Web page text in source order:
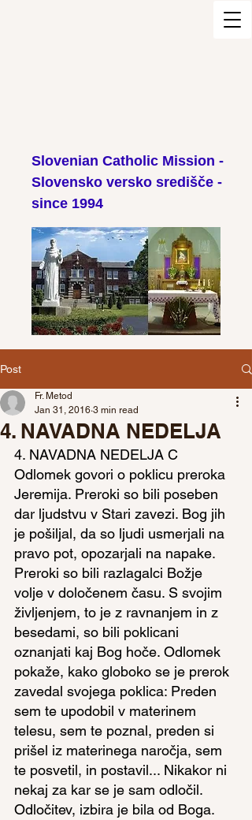
Slovenian Catholic Mission -
Slovensko versko središče -
since 1994
Post
4. NAVADNA NEDELJA
Fr. Metod
Jan 31, 2016 3 min read
4. NAVADNA NEDELJA C
Odlomek govori o poklicu preroka
Jeremija. Preroki so bili poseben
dar ljudstvu v Stari zavezi. Bog jih
je pošiljal, da so ljudi usmerjali na
pravo pot, opozarjali na napake.
Preroki so bili razlagalci Božje
volje v določenem času. S svojim
življenjem, to je z ravnanjem in z
besedami, so bili poklicani
oznanjati kaj Bog hoče. Odlomek
pokaže, kako globoko se je prerok
zavedal svojega poklica: Preden
sem te upodobil v materinem
telesu, sem te poznal, preden si
prišel iz materinega naročja, sem
te posvetil, in postavil... Nikakor ni
nekaj za kar se je sam odločil.
Odločitev, izbira je bila od Boga.